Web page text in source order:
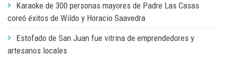
Karaoke de 300 personas mayores de Padre Las Casas
coreó éxitos de Wildo y Horacio Saavedra
Estofado de San Juan fue vitrina de emprendedores y
artesanos locales